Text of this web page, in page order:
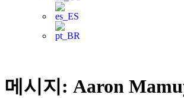
메시지: Aaron